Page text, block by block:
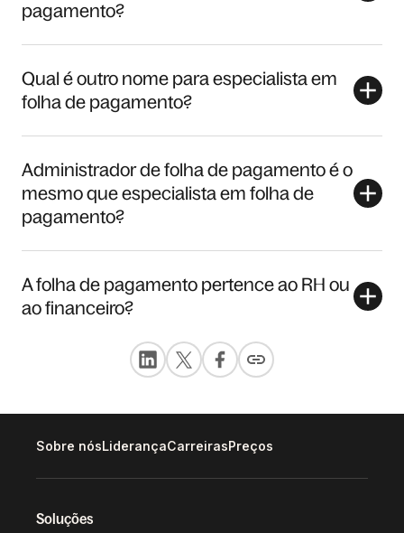
pagamento?
Qual é outro nome para especialista em
folha de pagamento?
Administrador de folha de pagamento é o
mesmo que especialista em folha de
pagamento?
A folha de pagamento pertence ao RH ou
ao financeiro?
Sobre nósLiderançaCarreirasPreços
Soluções